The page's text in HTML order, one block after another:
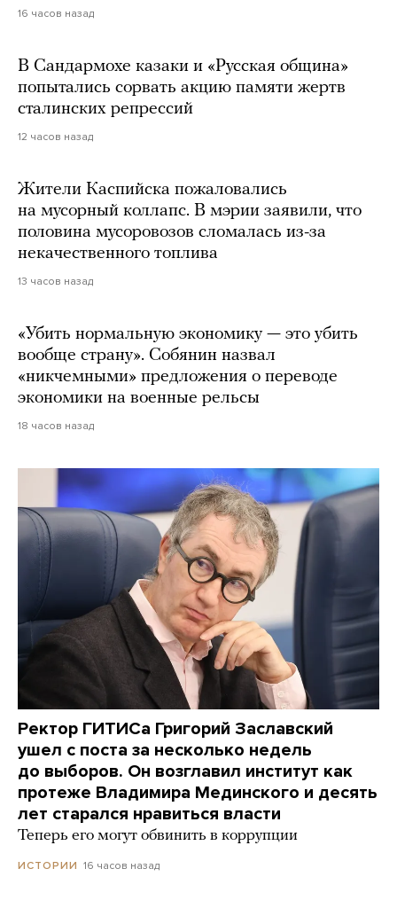
16 часов назад
В Сандармохе казаки и «Русская община»
попытались сорвать акцию памяти жертв
сталинских репрессий
12 часов назад
Жители Каспийска пожаловались
на мусорный коллапс. В мэрии заявили, что
половина мусоровозов сломалась из-за
некачественного топлива
13 часов назад
«Убить нормальную экономику — это убить
вообще страну». Собянин назвал
«никчемными» предложения о переводе
экономики на военные рельсы
18 часов назад
Ректор ГИТИСа Григорий Заславский
ушел с поста за несколько недель
до выборов. Он возглавил институт как
протеже Владимира Мединского и десять
лет старался нравиться власти
Теперь его могут обвинить в коррупции
ИСТОРИИ 16 часов назад